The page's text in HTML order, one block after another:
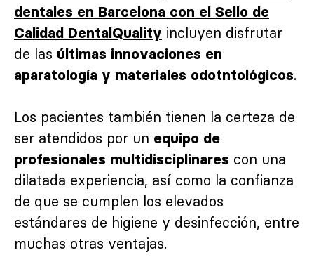
dentales en Barcelona con el Sello de
Calidad DentalQuality incluyen disfrutar
de las últimas innovaciones en
aparatología y materiales odotntológicos.
Los pacientes también tienen la certeza de
ser atendidos por un equipo de
profesionales multidisciplinares con una
dilatada experiencia, así como la confianza
de que se cumplen los elevados
estándares de higiene y desinfección, entre
muchas otras ventajas.